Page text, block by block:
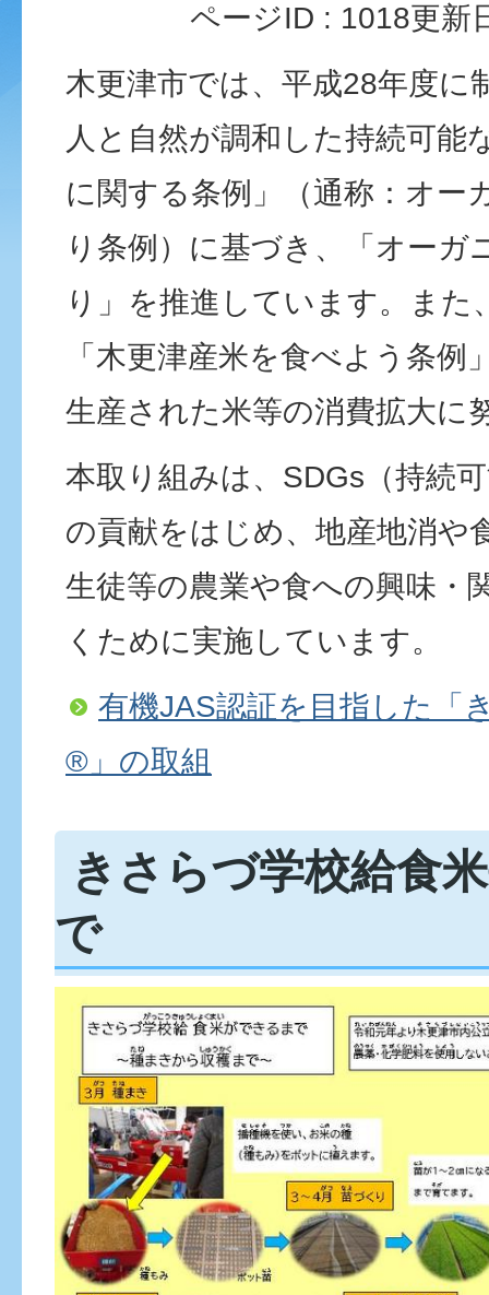
ページID : 1018更新
木更津市では、平成28年度に
人と自然が調和した持続可能
に関する条例」（通称：オー
り条例）に基づき、「オーガ
り」を推進しています。また
「木更津産米を食べよう条例
生産された米等の消費拡大に
本取り組みは、SDGs（持続
の貢献をはじめ、地産地消や
生徒等の農業や食への興味・
くために実施しています。
有機JAS認証を目指した「
®」の取組
きさらづ学校給食
で